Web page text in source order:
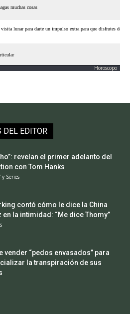
Horoscopo
DEL EDITOR
revelan el primer adelanto del
con Tom Hanks
y Series
contó cómo le dice la China
en la intimidad: “Me dice Thomy”
vender “pedos envasados” para
la transpiración de sus